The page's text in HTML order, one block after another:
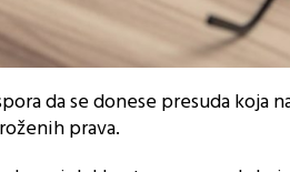
da se donese presuda koja
prava.